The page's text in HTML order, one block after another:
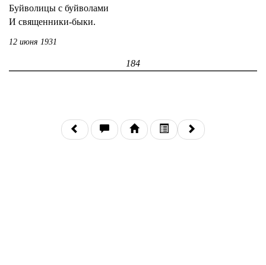
Буйволицы с буйволами
И священники-быки.
12 июня 1931
184